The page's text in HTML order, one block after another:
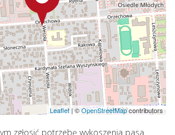
Leaflet |©OpenStreetMapcontributors
zgłosić potrzebę wykoszenia pasa